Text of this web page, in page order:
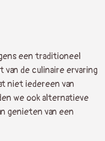
een traditioneel
de culinaire ervaring
niet iedereen van
we ook alternatieve
genieten van een